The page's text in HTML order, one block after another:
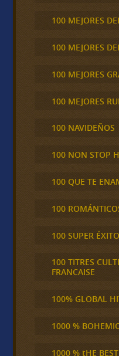
100 MEJORES
100 MEJORES
100 MEJORES
100 MEJORES
100 NAVIDEÑOS
100 NON STOP
100 QUE TE
100
100 SUPER
100 TITRES
FRANCAISE
100% GLOBAL
1000 %
1000 % tHE